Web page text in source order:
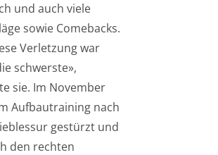
und auch viele
sowie Comebacks.
Verletzung war
schwerste»,
sie. Im November
Aufbautraining nach
gestürzt und
den rechten